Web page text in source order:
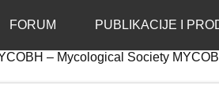
–
FORUM PUBLIKACIJE I